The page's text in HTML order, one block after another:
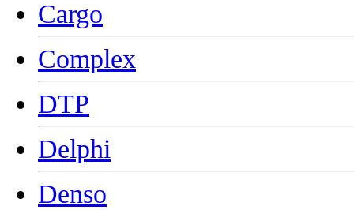
Cargo
Complex
DTP
Delphi
Denso